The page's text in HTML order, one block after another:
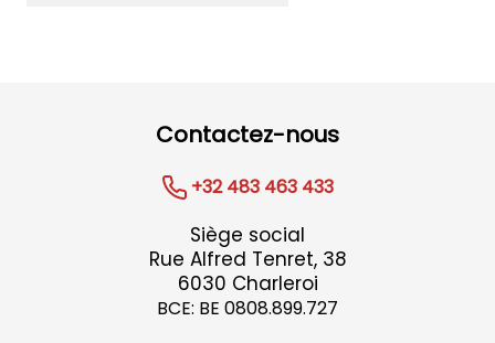
Contactez-nous
+32 483 463 433
Siège social
Rue Alfred Tenret, 38
6030 Charleroi
BCE: BE 0808.899.727